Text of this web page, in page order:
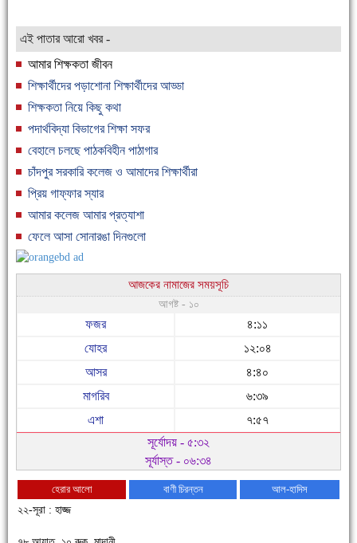
এই পাতার আরো খবর -
আমার শিক্ষকতা জীবন
শিক্ষার্থীদের পড়াশোনা শিক্ষার্থীদের আড্ডা
শিক্ষকতা নিয়ে কিছু কথা
পদার্থবিদ্যা বিভাগের শিক্ষা সফর
বেহালে চলছে পাঠকবিহীন পাঠাগার
চাঁদপুর সরকারি কলেজ ও আমাদের শিক্ষার্থীরা
প্রিয় গাফ্ফার স্যার
আমার কলেজ আমার প্রত্যাশা
ফেলে আসা সোনারঙা দিনগুলো
আজকের নামাজের সময়সূচি
আগষ্ট - ১০
ফজর
৪:১১
যোহর
১২:০৪
আসর
৪:৪০
মাগরিব
৬:৩৯
এশা
৭:৫৭
সূর্যোদয় - ৫:৩২
সূর্যাস্ত - ০৬:৩৪
হেরার আলো বাণী চিরন্তন
আল-হাদিস
২২-সূরা : হাজ্জ
চাঁদপুরে উই-এর প্রথম নানা ধরনের পণ্যের সমারোহ